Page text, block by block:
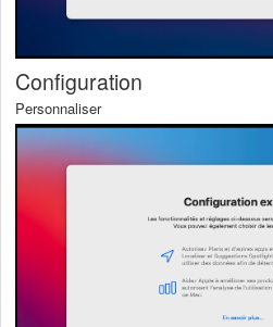
Configuration
Personnaliser